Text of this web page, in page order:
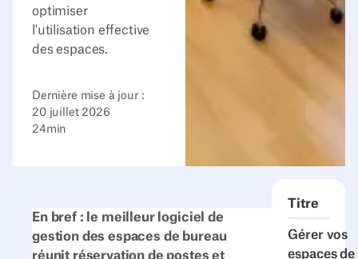
optimiser
l'utilisation effective
des espaces.
Dernière mise à jour :
20 juillet 2026
24min
Titre
Gérer vos
espaces de
En bref : le meilleur logiciel de
gestion des espaces de bureau
réunit réservation de postes et